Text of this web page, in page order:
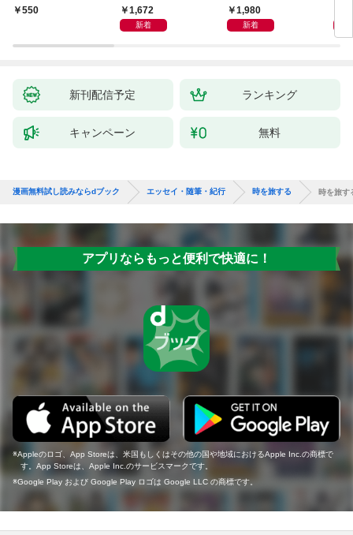
―
￥550 1,672
新着
1,980
新着
新刊配信予定 ランキング
キャンペーン 無料
漫画無料試し読みならdブック エッセイ・随筆・紀行 時を旅する 時を旅す
アプリならもっと便利で快適に！
Appleのロゴ、App Storeは、米国もしくはその他の国や地域におけるApple Inc.の商標で
す。App Storeは、Apple Inc.のサービスマークです。
Google Play および Google Play ロゴは Google LLC の商標です。